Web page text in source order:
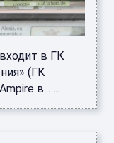
в ГК
(ГК
в... ...